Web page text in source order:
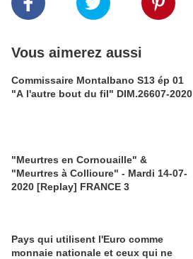
Vous aimerez aussi
Commissaire Montalbano S13 ép 01
"A l'autre bout du fil" DIM.26607-2020
"Meurtres en Cornouaille" &
"Meurtres à Collioure" - Mardi 14-07-
2020 [Replay] FRANCE 3
Pays qui utilisent l'Euro comme
monnaie nationale et ceux qui ne